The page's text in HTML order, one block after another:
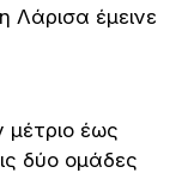
έμεινε
έως
δύο ομάδες